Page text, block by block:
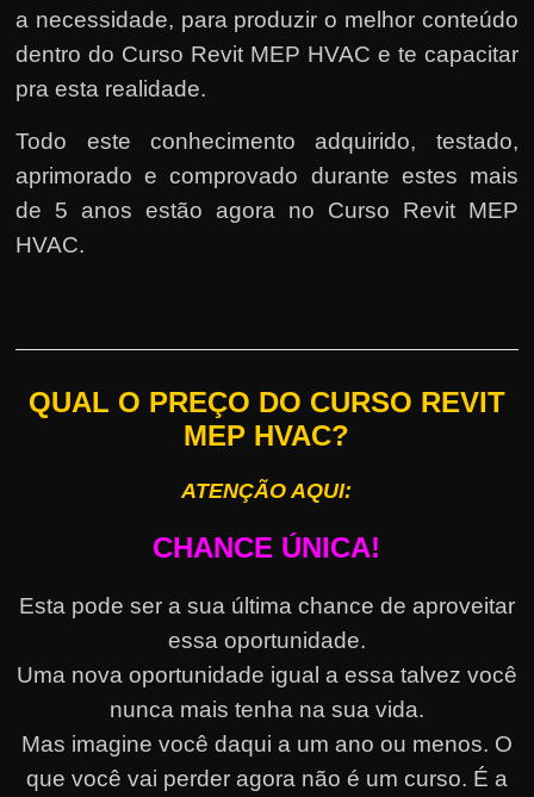
a necessidade, para produzir o melhor conteúdo
dentro do Curso Revit MEP HVAC e te capacitar
pra esta realidade.
Todo este conhecimento adquirido, testado,
aprimorado e comprovado durante estes mais
de 5 anos estão agora no Curso Revit MEP
HVAC.
QUAL O PREÇO DO CURSO REVIT
MEP HVAC?
ATENÇÃO AQUI:
CHANCE ÚNICA!
Esta pode ser a sua última chance de aproveitar
essa oportunidade.
Uma nova oportunidade igual a essa talvez você
nunca mais tenha na sua vida.
Mas imagine você daqui a um ano ou menos. O
que você vai perder agora não é um curso. É a